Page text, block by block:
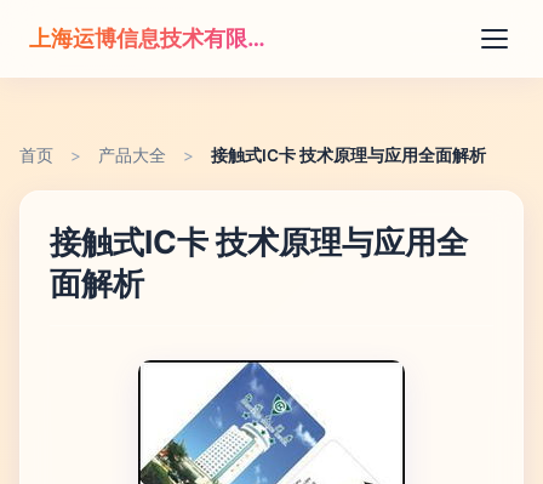
上海运博信息技术有限公司
首页 > 产品大全 > 接触式IC卡 技术原理与应用全面解析
接触式IC卡 技术原理与应用全
面解析